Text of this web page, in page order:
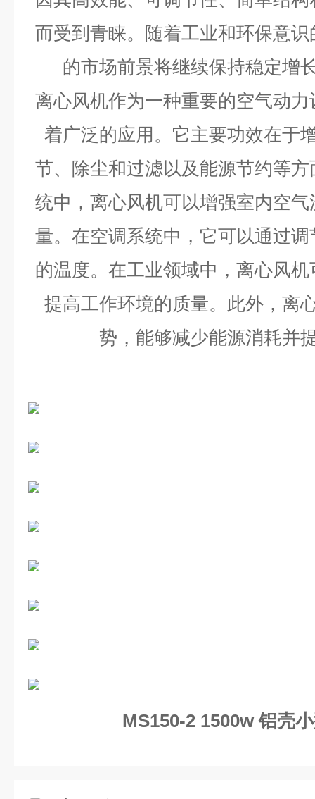
而受到青睐。随着工业和环保意
的市场前景将继续保持稳定增
离心风机作为一种重要的空气动
着广泛的应用。它主要功效在于
节、除尘和过滤以及能源节约等
统中，离心风机可以增强室内空
量。在空调系统中，它可以通过
的温度。在工业领域中，离心风
提高工作环境的质量。此外，离
势，能够减少能源消耗并
MS150-2 1500w 铝壳